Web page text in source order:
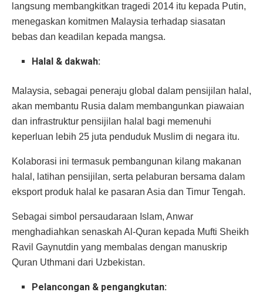
langsung membangkitkan tragedi 2014 itu kepada Putin,
menegaskan komitmen Malaysia terhadap siasatan
bebas dan keadilan kepada mangsa.
Halal & dakwah:
Malaysia, sebagai peneraju global dalam pensijilan halal,
akan membantu Rusia dalam membangunkan piawaian
dan infrastruktur pensijilan halal bagi memenuhi
keperluan lebih 25 juta penduduk Muslim di negara itu.
Kolaborasi ini termasuk pembangunan kilang makanan
halal, latihan pensijilan, serta pelaburan bersama dalam
eksport produk halal ke pasaran Asia dan Timur Tengah.
Sebagai simbol persaudaraan Islam, Anwar
menghadiahkan senaskah Al-Quran kepada Mufti Sheikh
Ravil Gaynutdin yang membalas dengan manuskrip
Quran Uthmani dari Uzbekistan.
Pelancongan & pengangkutan: